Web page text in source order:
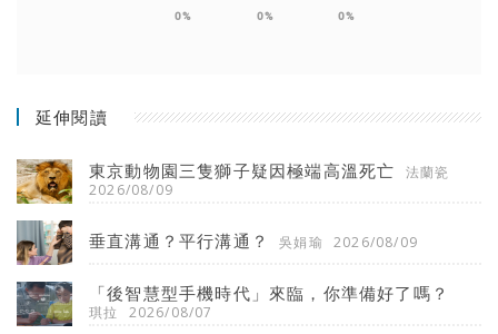
0% 0% 0%
延伸閱讀
東京動物園三隻獅子疑因極端高溫死亡
法蘭瓷
2026/08/09
垂直溝通？平行溝通？ 吳娟瑜 2026/08/09
「後智慧型手機時代」來臨，你準備好了嗎？
琪拉 2026/08/07